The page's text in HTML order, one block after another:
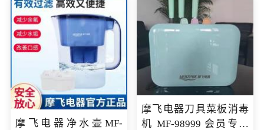
摩飞电器净水壶MF-
摩飞电器刀具菜板消毒
机 MF-98999 会员专享